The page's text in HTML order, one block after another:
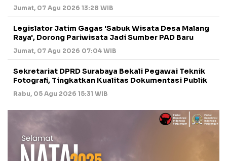
Jumat, 07 Agu 2026 13:28 WIB
Legislator Jatim Gagas 'Sabuk Wisata Desa Malang
Raya', Dorong Pariwisata Jadi Sumber PAD Baru
Jumat, 07 Agu 2026 07:04 WIB
Sekretariat DPRD Surabaya Bekali Pegawai Teknik
Fotografi, Tingkatkan Kualitas Dokumentasi Publik
Rabu, 05 Agu 2026 15:31 WIB